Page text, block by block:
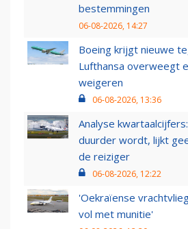
bestemmingen
06-08-2026, 14:27
Boeing krijgt nieuwe
Lufthansa overweegt
weigeren
06-08-2026, 13:36
Analyse
duurder wordt, lijkt
de reiziger
06-08-2026, 12:22
'Oekraïense
vol met munitie'